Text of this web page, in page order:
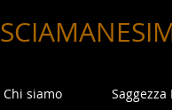
Chi siamo Saggezza